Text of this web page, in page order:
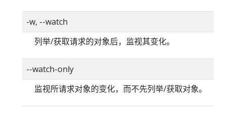
-w, --watch
列举/获取请求的对象后，监视其变化。
--watch-only
监视所请求对象的变化，而不先列举/获取对象。